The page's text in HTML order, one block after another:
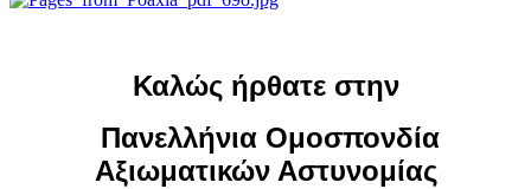
Καλώς ήρθατε στην
Πανελλήνια Ομοσπονδία
Αξιωματικών Αστυνομίας